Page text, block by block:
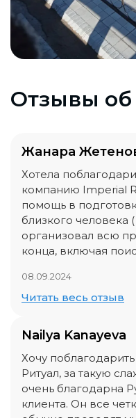
Отзывы об
Жанара
Хотела
компанию Imperial
помощь в
близкого человека
организовал всю
конца, включая
кто столкнется с
рекомендую
отработали на все
08.09.2024
Читать весь отзыв
Nailya Kanayeva
Хочу
Ритуал, за такую
очень благодарна
клиента. Он все